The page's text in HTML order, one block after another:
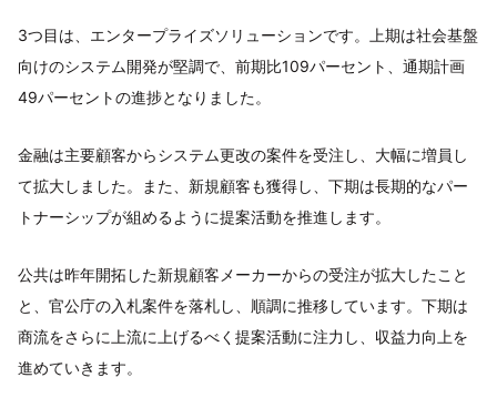
3つ目は、エンタープライズソリューションです。上期は社会基盤
向けのシステム開発が堅調で、前期比109パーセント、通期計画
49パーセントの進捗となりました。
金融は主要顧客からシステム更改の案件を受注し、大幅に増員し
て拡大しました。また、新規顧客も獲得し、下期は長期的なパー
トナーシップが組めるように提案活動を推進します。
公共は昨年開拓した新規顧客メーカーからの受注が拡大したこと
と、官公庁の入札案件を落札し、順調に推移しています。下期は
商流をさらに上流に上げるべく提案活動に注力し、収益力向上を
進めていきます。